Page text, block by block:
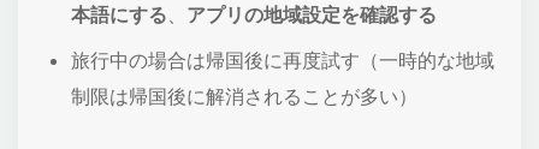
本語にする、 アプリの地域設定を確認する
旅行中の場合は帰国後に再度試す（一時的な地域
制限は帰国後に解消されることが多い）